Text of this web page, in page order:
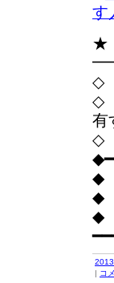
★
◇
◇
有
◇
◆
◆
◆
| コ